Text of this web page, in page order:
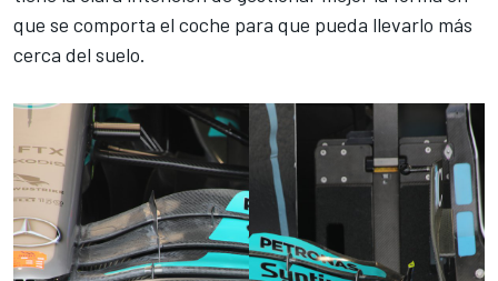
que se comporta el coche para que pueda llevarlo más
cerca del suelo.